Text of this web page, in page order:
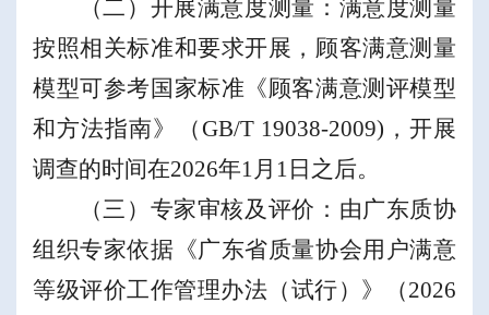
（二）开展满意度测量： 满意度测量
按照相关标准和要求开展，顾客满意测量
模型可参考国家标准《顾客满意测评模型
和方法指南》（GB/T 19038-2009) ，开展
调查的时间在2026年1月 1 日之后。
（三） 专家审核及评价 ：由广东质协
组织专家依据 《广东省质量协会用户满意
等级评价工作管理办法 （试行） 》 （2026